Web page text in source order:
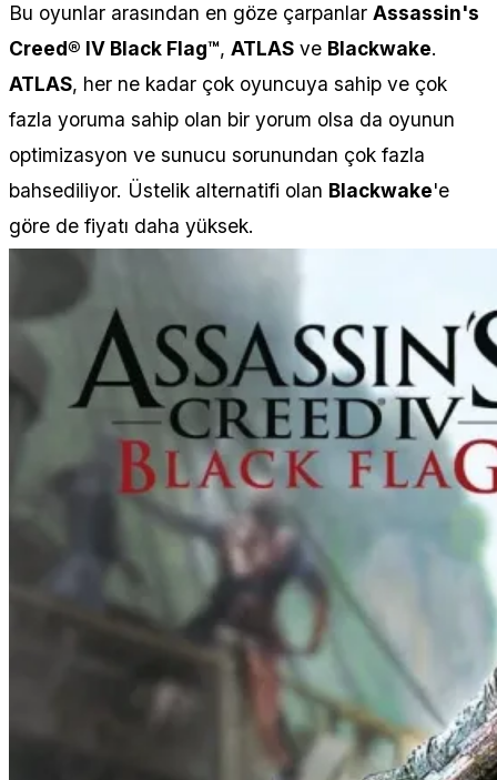
Bu oyunlar arasından en göze çarpanlar Assassin's
Creed® IV Black Flag™, ATLAS ve Blackwake.
ATLAS, her ne kadar çok oyuncuya sahip ve çok
fazla yoruma sahip olan bir yorum olsa da oyunun
optimizasyon ve sunucu sorunundan çok fazla
bahsediliyor. Üstelik alternatifi olan Blackwake'e
göre de fiyatı daha yüksek.